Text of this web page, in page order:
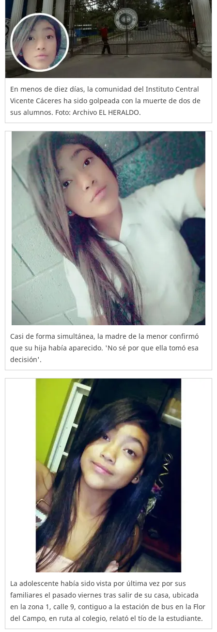
En menos de diez días, la comunidad del Instituto Central
Vicente Cáceres ha sido golpeada con la muerte de dos de
sus alumnos. Foto: Archivo EL HERALDO.
Casi de forma simultánea, la madre de la menor confirmó
que su hija había aparecido. 'No sé por que ella tomó esa
decisión'.
La adolescente había sido vista por última vez por sus
familiares el pasado viernes tras salir de su casa, ubicada
en la zona 1, calle 9, contiguo a la estación de bus en la Flor
del Campo, en ruta al colegio, relató el tío de la estudiante.